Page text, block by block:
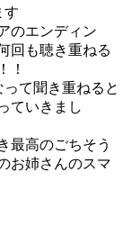
す
のエンディン
回も聴き重ねる
！
て聞き重ねると
ていきまし
最高のごちそう
お姉さんのスマ